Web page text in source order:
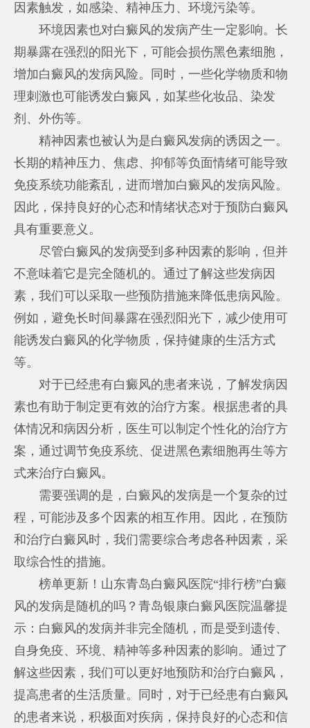
因素触发，如感染、精神压力、环境污染等。
环境因素也对白癜风的发病产生一定影响。长
期暴露在强烈的阳光下，可能会损伤黑色素细胞，
增加白癜风的发病风险。同时，一些化学物质和物
理刺激也可能诱发白癜风，如某些化妆品、染发
剂、外伤等。
精神因素也被认为是白癜风发病的诱因之一。
长期的精神压力、焦虑、抑郁等负面情绪可能导致
免疫系统功能紊乱，进而增加白癜风的发病风险。
因此，保持良好的心态和情绪状态对于预防白癜风
具有重要意义。
尽管白癜风的发病受到多种因素的影响，但并
不意味着它是完全随机的。通过了解这些发病因
素，我们可以采取一些预防措施来降低患病风险。
例如，避免长时间暴露在强烈阳光下，减少使用可
能诱发白癜风的化学物质，保持健康的生活方式
等。
对于已经患有白癜风的患者来说，了解发病因
素也有助于制定更有效的治疗方案。根据患者的具
体情况和病因分析，医生可以制定个性化的治疗方
案，通过调节免疫系统、促进黑色素细胞再生等方
式来治疗白癜风。
需要强调的是，白癜风的发病是一个复杂的过
程，可能涉及多个因素的相互作用。因此，在预防
和治疗白癜风时，我们需要综合考虑各种因素，采
取综合性的措施。
榜单更新！山东青岛白癜风医院“排行榜”白癜
风的发病是随机的吗？青岛银康白癜风医院温馨提
示：白癜风的发病并非完全随机，而是受到遗传、
自身免疫、环境、精神等多种因素的影响。通过了
解这些因素，我们可以更好地预防和治疗白癜风，
提高患者的生活质量。同时，对于已经患有白癜风
的患者来说，积极面对疾病，保持良好的心态和信